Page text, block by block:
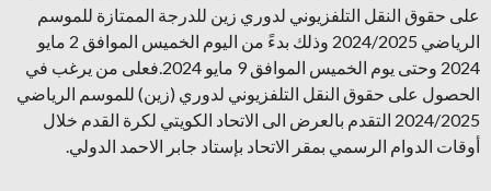
على حقوق النقل التلفزيوني لدوري زين للدرجة الممتازة للموسم
الرياضي 2024/2025 وذلك بدءً من اليوم الخميس الموافق 2 مايو
2024 وحتى يوم الخميس الموافق 9 مايو 2024.فعلى من يرغب في
الحصول على حقوق النقل التلفزيوني لدوري (زين) للموسم الرياضي
2024/2025 التقدم بالعرض الى الاتحاد الكويتي لكرة القدم خلال
أوقات الدوام الرسمي بمقر الاتحاد بإستاد جابر الاحمد الدولي.